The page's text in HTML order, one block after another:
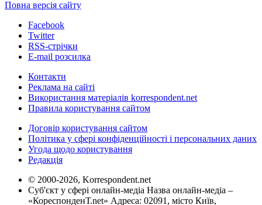
Повна версія сайту
Facebook
Twitter
RSS-стрічки
E-mail розсилка
Контакти
Реклама на сайті
Використання матеріалів korrespondent.net
Правила користування сайтом
Договір користування сайтом
Політика у сфері конфіденційності і персональних даних
Угода щодо користування
Редакція
© 2000-2026, Korrespondent.net
Суб'єкт у сфері онлайн-медіа Назва онлайн-медіа –
«КореспонденТ.net» Адреса: 02091, місто Київ,